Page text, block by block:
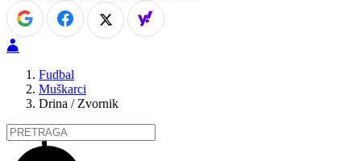
Fudbal
Muškarci
Drina / Zvornik